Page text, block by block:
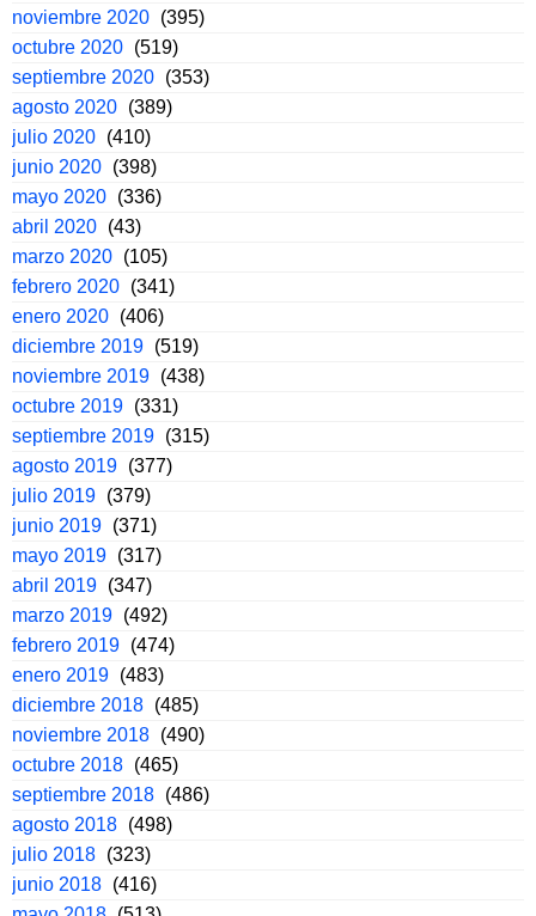
noviembre 2020 (395)
octubre 2020 (519)
septiembre 2020 (353)
agosto 2020 (389)
julio 2020 (410)
junio 2020 (398)
mayo 2020 (336)
abril 2020 (43)
marzo 2020 (105)
febrero 2020 (341)
enero 2020 (406)
diciembre 2019 (519)
noviembre 2019 (438)
octubre 2019 (331)
septiembre 2019 (315)
agosto 2019 (377)
julio 2019 (379)
junio 2019 (371)
mayo 2019 (317)
abril 2019 (347)
marzo 2019 (492)
febrero 2019 (474)
enero 2019 (483)
diciembre 2018 (485)
noviembre 2018 (490)
octubre 2018 (465)
septiembre 2018 (486)
agosto 2018 (498)
julio 2018 (323)
junio 2018 (416)